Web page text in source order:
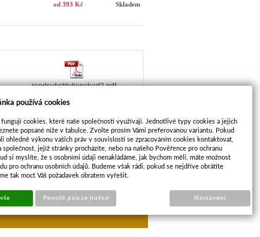
od 393 Kč Skladem
reedsubstitutionchart2.pdf
DRÁHY
DALŠÍ
PRODUKT
Sun-shop
používá cookies
fungují cookies, které naše společnosti využívají. Jednotlivé typy cookies a jejich
popsané níže v tabulce. Zvolte prosím Vámi preferovanou variantu. Pokud
ohledně výkonu vašich práv v souvislosti se zpracováním cookies kontaktovat,
společnost, jejíž stránky procházíte, nebo na našeho Pověřence pro ochranu
si myslíte, že s osobními údaji nenakládáme, jak bychom měli, máte možnost
pro ochranu osobních údajů. Budeme však rádi, pokud se nejdříve obrátíte
tak moct Váš požadavek obratem vyřešit.
Povolit pouze nutné Nastavení